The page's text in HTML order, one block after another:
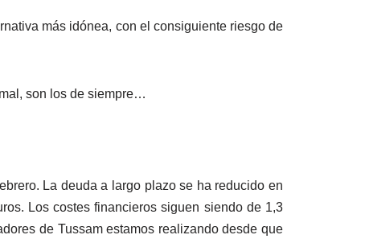
más idónea, con el consiguiente riesgo de
son los de siempre…
La deuda a largo plazo se ha reducido en
Los costes financieros siguen siendo de 1,3
de Tussam estamos realizando desde que